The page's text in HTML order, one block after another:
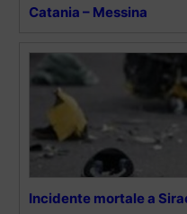
Catania – Messina
Incidente mortale a